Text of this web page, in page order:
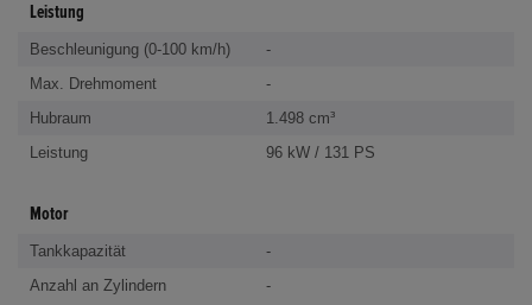
Leistung
Beschleunigung (0-100 km/h)
-
Max. Drehmoment
-
Hubraum
1.498 cm³
Leistung
96 kW / 131 PS
Motor
Tankkapazität
-
Anzahl an Zylindern
-